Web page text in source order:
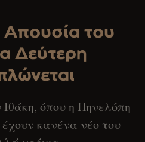
Απουσία του
Δεύτερη
Ιθάκη, όπου η Πηνελόπη
κανένα νέο του